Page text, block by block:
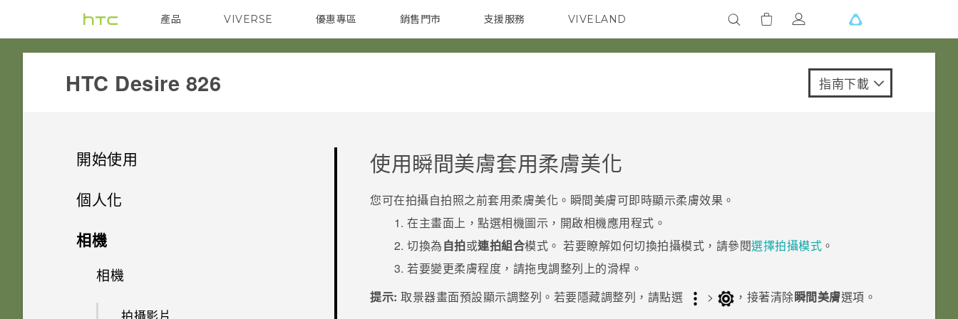
產品
VIVE G REIGNS 智慧型手機 配件
VIVERSE 優惠專區
焦點訊息 校園專案 企業採購
銷售門市
銷售通路 支援服務 VIVELAND
HTC Desire 826‎ 指南下載
開始使用
打開包裝
Nano SIM 卡
SD 卡
熟悉新手機的功能
將螢幕解鎖
動作手勢
個人化
手機設定及傳輸
透過 iCloud 傳送 iPhone 內容
初次設定 HTC Desire 826
個人化
何謂 HTC 主題？
相機
相機
拍攝影片
使用瞬間美膚套用柔膚美化
您可在拍攝自拍照之前套用柔膚美化。 瞬間美膚可即時顯示柔膚效果。
在主畫面上，點選相機圖示，開啟相機應用程式。
切換為自拍或連拍組合模式。若要瞭解如何切換拍攝模式，請參閱選擇拍攝模式 。
若要變更柔膚程度，請拖曳調整列上的滑桿。
提示: 取景器畫面預設顯示調整列。若要隱藏調整列，請點選 > ，接著清除瞬間美膚選項。